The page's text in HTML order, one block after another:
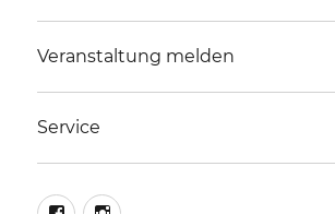
Veranstaltung melden
Service
facebookinstagram